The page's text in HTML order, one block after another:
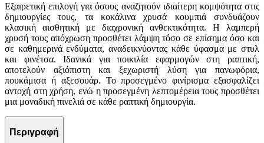
Εξαιρετική επιλογή για όσους αναζητούν ιδιαίτερη κομψότητα στις
δημιουργίες τους, τα κοκάλινα χρυσά κουμπιά συνδυάζουν
κλασική αισθητική με διαχρονική ανθεκτικότητα. Η λαμπερή
χρυσή τους απόχρωση προσθέτει λάμψη τόσο σε επίσημα όσο και
σε καθημερινά ενδύματα, αναδεικνύοντας κάθε ύφασμα με στυλ
και φινέτσα. Ιδανικά για ποικιλία εφαρμογών στη ραπτική,
αποτελούν αξιόπιστη και ξεχωριστή λύση για πανωφόρια,
πουκάμισα ή αξεσουάρ. Το προσεγμένο φινίρισμα εξασφαλίζει
αντοχή στη χρήση, ενώ η προσεγμένη λεπτομέρεια τους προσθέτει
μια μοναδική πινελιά σε κάθε ραπτική δημιουργία.
Περιγραφή